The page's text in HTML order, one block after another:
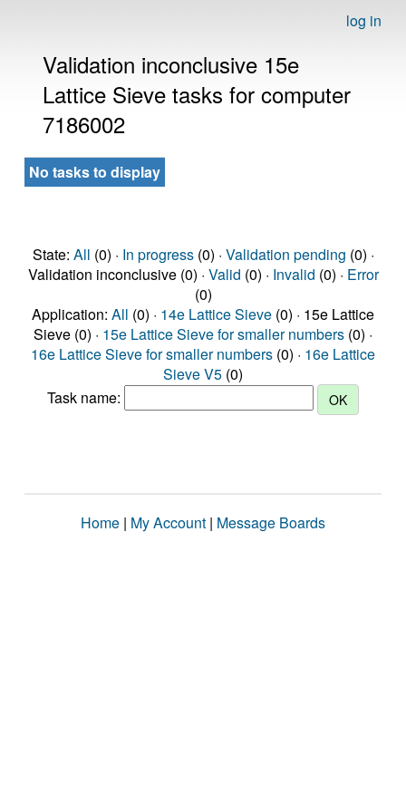
log in
Validation inconclusive 15e
Lattice Sieve tasks for computer
7186002
No tasks to display
State: All (0) · In progress(0) · Validation pending (0) ·
Validation inconclusive (0) · Valid (0) · Invalid (0) · Error
(0)
Application: All (0) · 14e Lattice Sieve (0) · 15e Lattice
Sieve (0) · 15e Lattice Sieve for smaller numbers (0) ·
16e Lattice Sieve for smaller numbers (0) · 16e Lattice
Sieve V5 (0)
Task name:
Home | My Account | Message Boards